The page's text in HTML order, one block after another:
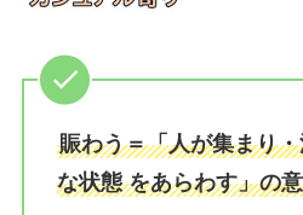
賑わう＝「人が集まり
な状態 をあらわす」の